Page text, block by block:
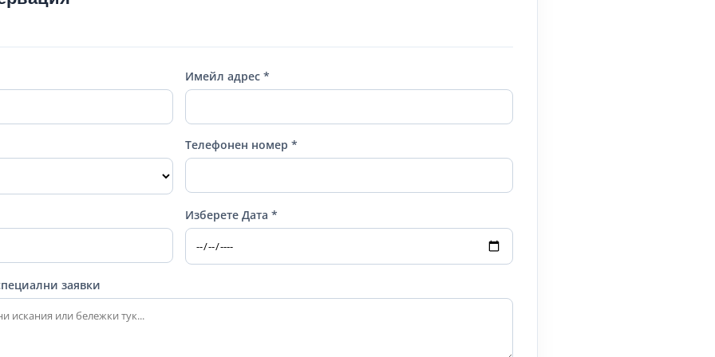
Имейл адрес *
Телефонен номер *
Изберете Дата *
заявки